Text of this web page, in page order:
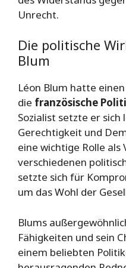
Unrecht.
Die politische
Blum
Léon Blum hatte
die französische
Sozialist setzte er
Gerechtigkeit und
eine wichtige Rolle
verschiedenen
setzte sich für
um das Wohl der
Blums
Fähigkeiten und sein
einem beliebten